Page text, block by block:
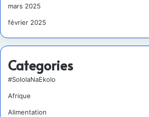
mars 2025
février 2025
Categories
#SololaNaEkolo
Afrique
Alimentation